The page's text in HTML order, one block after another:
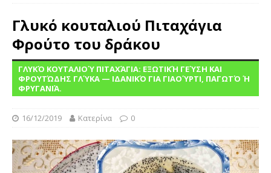
Γλυκό κουταλιού Πιταχάγια
Φρούτο του δράκου
ΓΛΥΚΌ ΚΟΥΤΑΛΙΟΎ ΠΙΤΑΧΆΓΙΑ: ΕΞΩΤΙΚΉ ΓΕΎΣΗ ΚΑΙ
ΦΡΟΥΤΏΔΗΣ ΓΛΎΚΑ — ΙΔΑΝΙΚΌ ΓΙΑ ΓΙΑΟΎΡΤΙ, ΠΑΓΩΤΌ Ή
ΦΡΥΓΑΝΙΆ.
16/12/2019 Κατερίνα 0